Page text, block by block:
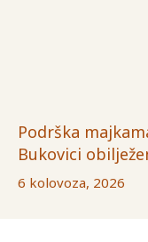
Podrška
Bukovici
6 kolovoza, 2026